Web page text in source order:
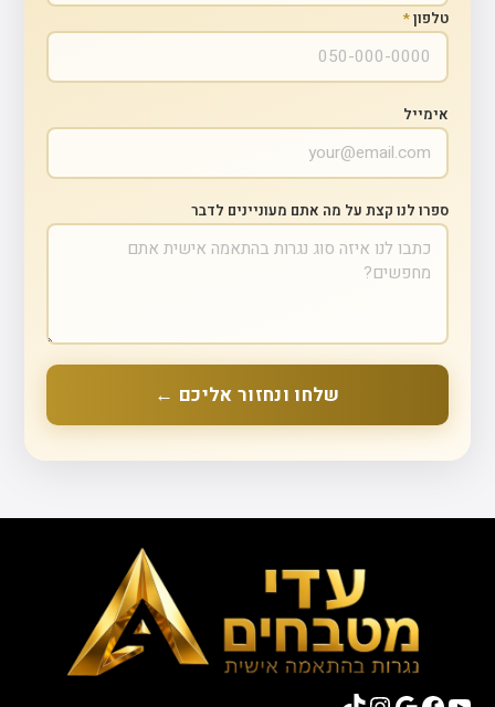
טלפון*
אימייל
ספרו לנו קצת על מה אתם מעוניינים לדבר
שלחו ונחזור אליכם ←